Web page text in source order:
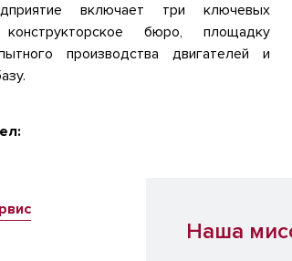
включает три ключевых
конструкторское бюро, площадку
производства двигателей и
Наша